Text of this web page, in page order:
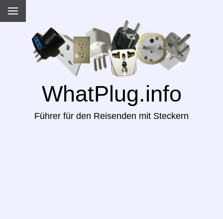
WhatPlug.info
Führer für den Reisenden mit Steckern